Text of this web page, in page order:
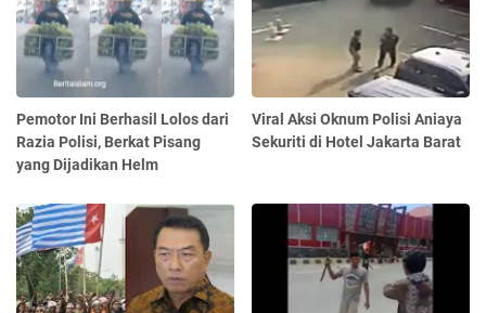
Pemotor Ini Berhasil Lolos dari
Razia Polisi, Berkat Pisang
yang Dijadikan Helm
Viral Aksi Oknum Polisi Aniaya
Sekuriti di Hotel Jakarta Barat